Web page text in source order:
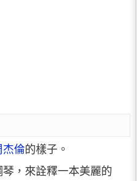
杰倫的樣子。
，來詮釋一本美麗的